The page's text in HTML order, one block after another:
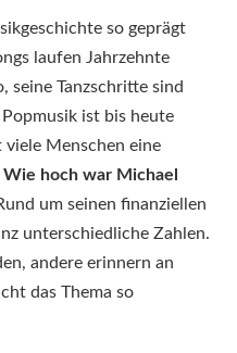
so geprägt
laufen Jahrzehnte
seine Tanzschritte sind
ist bis heute
Menschen eine
Wie hoch war Michael
um seinen finanziellen
unterschiedliche Zahlen.
andere erinnern an
das Thema so